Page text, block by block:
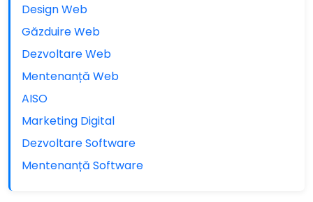
Design Web
Găzduire Web
Dezvoltare Web
Mentenanță Web
AISO
Marketing Digital
Dezvoltare Software
Mentenanță Software